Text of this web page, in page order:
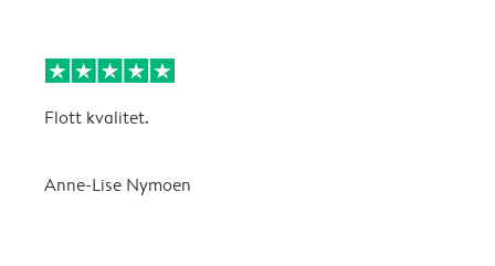
Flott kvalitet.
Anne-Lise Nymoen